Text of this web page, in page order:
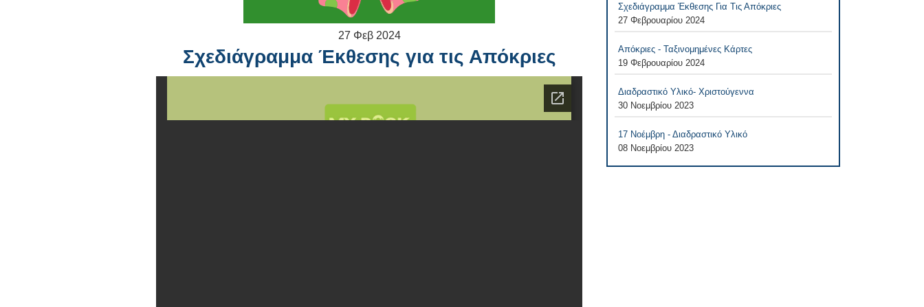
27 Φεβ 2024
Σχεδιάγραμμα Έκθεσης για τις Απόκριες
Σχεδιάγραμμα Έκθεσης Για Τις Απόκριες
27 Φεβρουαρίου 2024
Απόκριες - Ταξινομημένες Κάρτες
19 Φεβρουαρίου 2024
Διαδραστικό Υλικό- Χριστούγεννα
30 Νοεμβρίου 2023
17 Νοέμβρη - Διαδραστικό Υλικό
08 Νοεμβρίου 2023